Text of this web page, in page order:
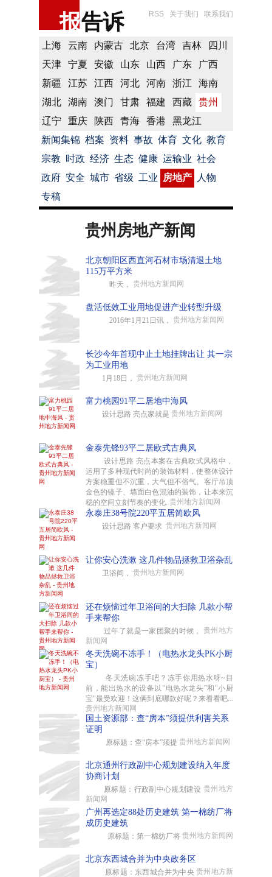
报告诉 RSS 关于我们 联系我们
上海 云南 内蒙古 北京 台湾 吉林
四川
天津
宁夏 安徽 山东 山西 广东
广西
新疆
江苏 江西 河北 河南 浙江
海南
湖北
湖南 澳门 甘肃 福建 西藏
贵州
辽宁
重庆 陕西 青海 香港
黑龙江
新闻集锦 档案 资料 事故 体育 文化 教育
宗教 时政 经济 生态 健康 运输业 社会
政府 安全 城市 省级 工业 房地产
人物
专稿
贵州房地产新闻
北京朝阳区西直河石材市场清退土地
115万平方米
昨天， 贵州地方新闻网
盘活低效工业用地促进产业转型升级
2016年1月21日讯， 贵州地方新闻网
长沙今年首现中止土地挂牌出让 其一宗
为工业用地
1月18日， 贵州地方新闻网
富力桃园91平二居地中海风
设计思路 亮点家就是 贵州地方新闻网
金泰先锋93平二居欧式古典风
设计思路 亮点本案在古典欧式风格中，
运用了多种现代时尚的装饰材料，使整体设计
方案稳重但不沉重，大气但不俗气。客厅吊顶
金色的镜子、墙面白色混油的装饰，让本来沉
稳的空间立刻节奏的变化. 贵州地方新闻网
永泰庄38号院220平五居简欧风
设计思路 客户要求 贵州地方新闻网
让你安心洗漱 这几件物品拯救卫浴杂乱
卫浴间， 贵州地方新闻网
还在烦恼过年卫浴间的大扫除 几款小帮
手来帮你
过年了就是一家团聚的时候， 贵州地方
新闻网
冬天洗碗不冻手！（电热水龙头PK小厨
宝）
冬天洗碗冻手吧？冻手你用热水呀~目
前，能出热水的设备以"电热水龙头"和"小厨
宝"最受欢迎！这俩到底哪款好呢？来看看吧...
贵州地方新闻网
国土资源部：查“房本”须提供利害关系
证明
原标题：查“房本”须提 贵州地方新闻网
北京通州行政副中心规划建设纳入年度
协商计划
原标题：行政副中心规划建设 贵州地方
新闻网
广州再选定88处历史建筑 第一棉纺厂将
成历史建筑
原标题：第一棉纺厂将 贵州地方新闻网
北京东西城合并为中央政务区
原标题：东西城合并为中央贵州地方新